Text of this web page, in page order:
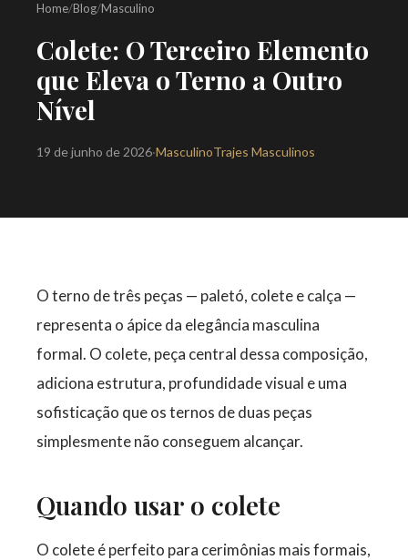
Home/Blog/Masculino
Colete: O Terceiro Elemento
que Eleva o Terno a Outro
Nível
19 de junho de 2026·MasculinoTrajes Masculinos
O terno de três peças — paletó, colete e calça —
representa o ápice da elegância masculina
formal. O colete, peça central dessa composição,
adiciona estrutura, profundidade visual e uma
sofisticação que os ternos de duas peças
simplesmente não conseguem alcançar.
Quando usar o colete
O colete é perfeito para cerimônias mais formais,